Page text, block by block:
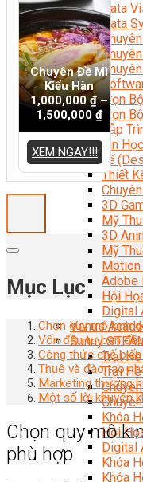
Data
Data
Trọn
Trọn
Lập
Tin
Thiết Kế
Thiết
3D
Mỹ
3D
Mỹ
Motion
Adobe
Hội
Digital
Venus
Sunny
Trại
Trại
Khóa
Hội
Digital
Khóa
Khóa
Chuyên Đề Mì
Kiểu Hàn
1,000,000₫–
1,500,000 ₫
XEM NGAY!!!
Mục Lục
Chọn quy mô kinh
Vốn đầu tư ban đầu
Công thức chế
Thuê và đào tạo
Marketing thương
Một số lời khuyên
Chọn quy mô
phù hợp